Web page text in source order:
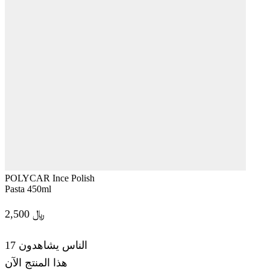
POLYCAR Ince Polish
Pasta 450ml
﷼
17 الناس يشاهدون
هذا المنتج الآن